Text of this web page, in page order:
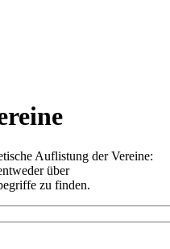
Auflistung der Vereine:
über
zu finden.